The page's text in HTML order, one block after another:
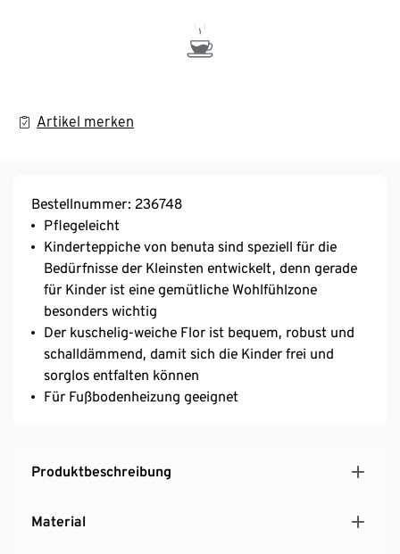
Artikel merken
Bestellnummer: 236748
Pflegeleicht
Kinderteppiche von benuta sind speziell für die
Bedürfnisse der Kleinsten entwickelt, denn gerade
für Kinder ist eine gemütliche Wohlfühlzone
besonders wichtig
Der kuschelig-weiche Flor ist bequem, robust und
schalldämmend, damit sich die Kinder frei und
sorglos entfalten können
Für Fußbodenheizung geeignet
Produktbeschreibung
Material